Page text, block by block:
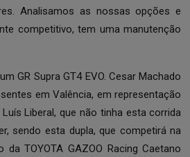
Analisamos as nossas opções e
competitivo, tem uma manutenção
GR Supra GT4 EVO. Cesar Machado
em Valência, em representação
Liberal, que não tinha esta corrida
sendo esta dupla, que competirá na
TOYOTA GAZOO Racing Caetano